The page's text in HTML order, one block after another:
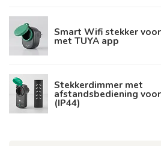
Smart Wifi stekker
met TUYA app
Stekkerdimmer met
afstandsbediening
(IP44)